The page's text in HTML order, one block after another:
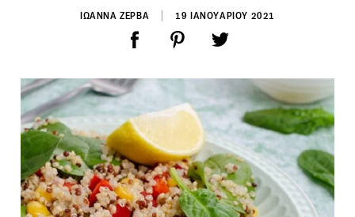
ΙΩΑΝΝΑ ΖΕΡΒΑ 19 ΙΑΝΟΥΑΡΙΟΥ 2021